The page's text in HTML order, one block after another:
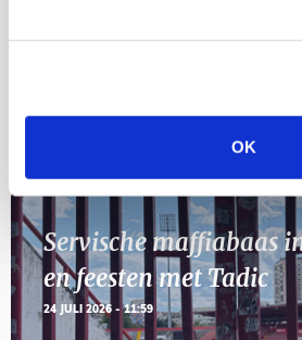
OK
Servische maffiabaas
en feesten met Tadic
24 JULI 2026 - 11:59